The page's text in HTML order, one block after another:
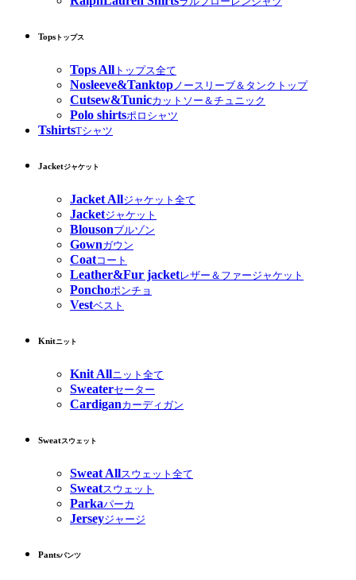
Tops トップス
Tops All トップス全て
Nosleeve&Tanktopノースリーブ＆タンクトップ
Cutsew&Tunicカットソー＆チュニック
Polo shirtsポロシャツ
TshirtsTシャツ
Jacketジャケット
Jacket Allジャケット全て
Jacketジャケット
Blousonブルゾン
Gownガウン
Coatコート
Leather&Fur jacketレザー＆ファージャケット
Ponchoポンチョ
Vestベスト
Knitニット
Knit Allニット全て
Sweaterセーター
Cardiganカーディガン
Sweatスウェット
Sweat Allスウェット全て
Sweatスウェット
Parkaパーカ
Jerseyジャージ
Pantsパンツ